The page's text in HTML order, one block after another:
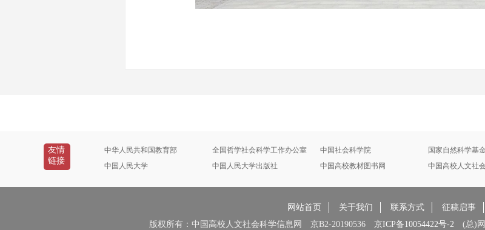
友情
链接
中华人民共和国教育部 全国哲学社会科学工作办公室 中国社会科学院 国家自然科学基
中国人民大学
中国人民大学出版社 中国高校教材图书网 中国高校人文社
网站首页 关于我们 联系方式 征稿启事
版权所有：中国高校人文社会科学信息网 京B2-20190536 京ICP备10054422号-2 (总)网